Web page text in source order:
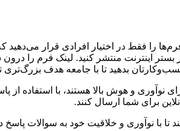
فرم‌ها را فقط در اختیار افرادی قرار
بستر اینترنت منتشر کنید. لینک فرم را
بدهید تا با جامعه هدف بزرگ‌تری
نوآوری و هوش بالا هستند، با استفاده
برای شما ارسال کنند.
تا با نوآوری و خلاقیت خود به سوالات